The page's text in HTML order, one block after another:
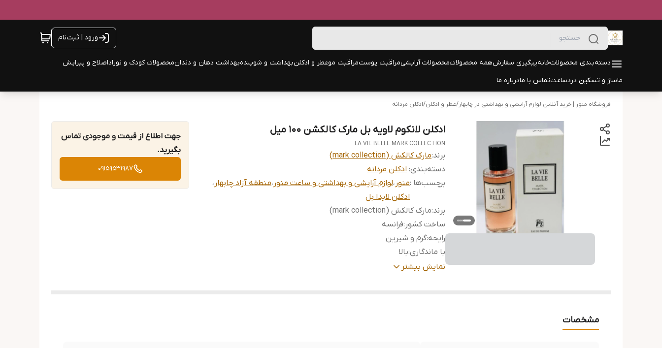
ورود | ثبت‌نام
دسته‌بندی محصولاتخانهپیگیری سفارشهمه محصولاتمحصولات آرایشیمراقبت پوستمراقبت موعطر و ادکلنبهداشت و شویندهبهداشت دهان و دندانمحصولات کودک و نوزاداصلاح و پیرایش
ماساژ و تسکین دردساعتتماس با مادرباره ما
فروشگاه منور | خرید آنلاین لوازم آرایشی و بهداشتی در چابهار/عطر و ادکلن/ادکلن مردانه
ادکلن لانکوم لاویه بل مارک کالکشن 100 میل
LA VIE BELLE MARK COLLECTION
برند:مارک کالکش (mark collection)
دسته‌بندی: ادکلن مردانه
برچسب‌ها :منور ،لوازم آرایشی و بهداشتی و ساعت منور ،منطقه آزاد چابهار ،
ادکلن لایدا بل
برند:مارک کالکش (mark collection)
ساخت کشور :فرانسه
رایحه:گرم و شیرین
با ماندگاری:بالا
مزایا:دارای خط بو و پخش کنندگی
نمایش بیشتر
جهت اطلاع از قیمت و موجودی تماس
بگیرید.
09159531987
مشخصات